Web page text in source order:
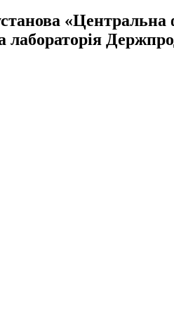
«Центральна
лабораторія